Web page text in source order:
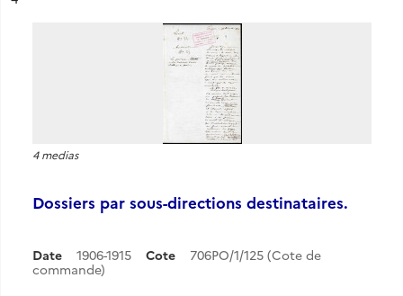
4 medias
Dossiers par sous-directions destinataires.
Date 1906-1915 Cote
706PO/1/125 (Cote de
commande)